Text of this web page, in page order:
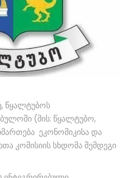
წყალტუბოს
(მის: წყალტუბო,
ეკონომიკისა და
კომისიის სხდომა შემდეგი